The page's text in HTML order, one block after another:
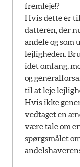
fremleje!?
Hvis dette er
datteren, der
andele og
lejligheden.
idet omfang,
og
til at leje
Hvis ikke
vedtaget en
være tale om
spørgsmålet